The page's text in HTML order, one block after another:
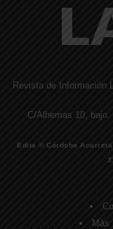
Revista de Información
C/Alhemas 10, bajo.
Edita © Córdoba Acarreta
Más